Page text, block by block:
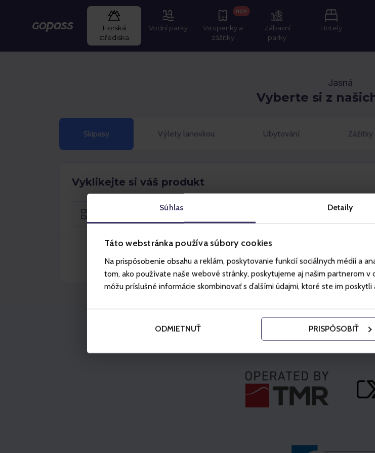
Súhlas Detaily
Táto webstránka používa súbory cookies
Na prispôsobenie obsahu a reklám, poskytovanie funkcií sociálnych médií a
tom, ako používate naše webové stránky, poskytujeme aj našim partnerom
môžu príslušné informácie skombinovať s ďalšími údajmi, ktoré ste im
ODMIETNUŤ PRISPÔSOBIŤ
GOPASS
Horská
střediska
Vodní parky
Vstupenky a
zážitky
NEW
Zábavní
parky
Hotely
Jasná
Vyberte si z
Skipasy Výlety lanovkou Ubytování
Vyklikejte si váš produkt
Partneři